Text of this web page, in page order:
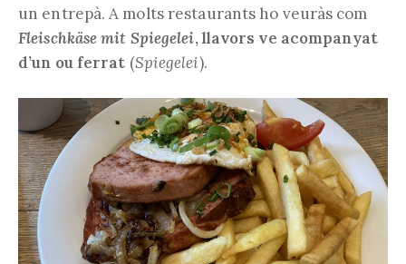
un entrepà. A molts restaurants ho veuràs com
Fleischkäse mit Spiegelei, llavors ve acompanyat
d’un ou ferrat (Spiegelei).